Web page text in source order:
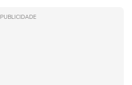
PUBLICIDADE